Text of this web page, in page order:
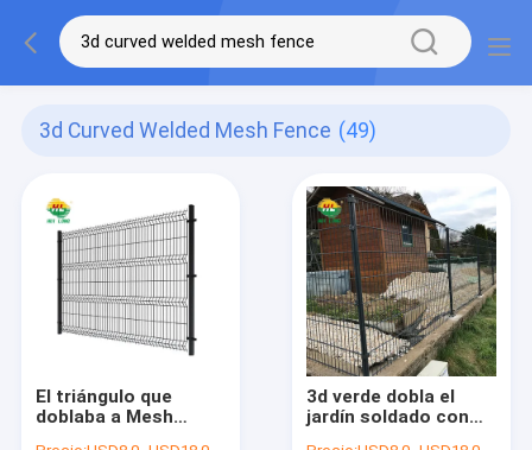
3d Curved Welded Mesh Fence (49)
El triángulo que
doblaba a Mesh
3d verde dobla el
jardín soldado con